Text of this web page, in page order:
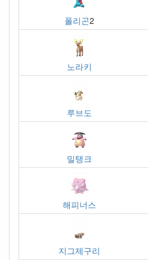
폴리곤2
노라키
루브도
밀탱크
해피너스
지그제구리